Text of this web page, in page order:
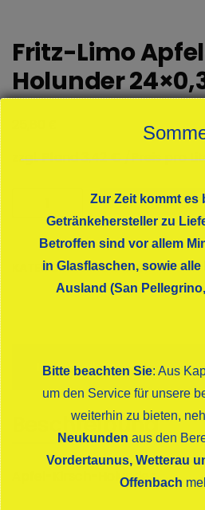
Fritz-Limo
Holunder
zzgl. Pfand 3,42 € /Preis pro
Apfel-
Kirsch-
Holunder
24x0,33
In den
KATEGORIE:LIMONADEN
Beschreibung
Beschreibung
Apfel-Kirsch-Holunder
Zur Zeit kommt es
Getränkehersteller zu
Betroffen sind vor allem
in Glasflaschen, sowie
Ausland (San
Bitte beachten Sie: Aus
um den Service für unsere
weiterhin zu bieten,
Neukunden aus den
Vordertaunus, Wetterau
Offenbach